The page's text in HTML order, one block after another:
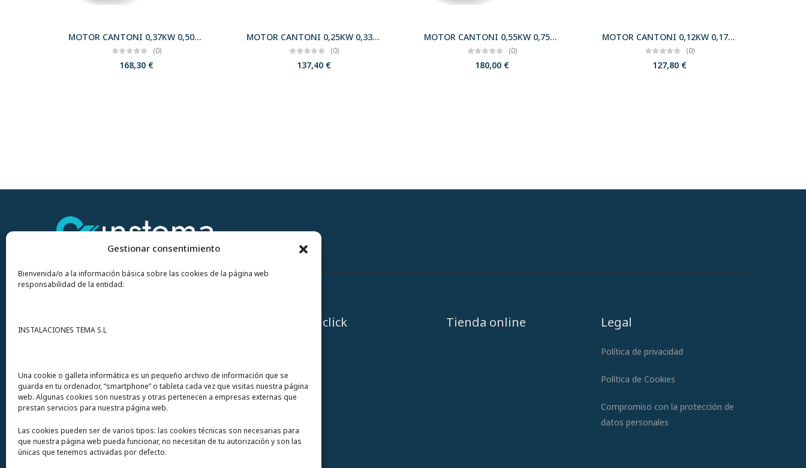
Gestionar consentimiento
Bienvenida/o a la información básica sobre las cookies de la página web
responsabilidad de la entidad:
INSTALACIONES TEMA S.L
Una cookie o galleta informática es un pequeño archivo de información que se
guarda en tu ordenador, “smartphone” o tableta cada vez que visitas nuestra página
web. Algunas cookies son nuestras y otras pertenecen a empresas externas que
prestan servicios para nuestra página web.
Las cookies pueden ser de varios tipos: las cookies técnicas son necesarias para
que nuestra página web pueda funcionar, no necesitan de tu autorización y son las
únicas que tenemos activadas por defecto.
MOTOR CANTONI 0,37KW 0,50CV 3000 B14 T71 230/400 IE2
(0)
168,30 €
MOTOR CANTONI 0,25KW 0,33CV 3000 B35 T63 230/400 IE2
(0)
137,40 €
MOTOR CANTONI 0,55KW 0,75CV 3000 B14 T71 230/400 IE2
(0)
180,00 €
MOTOR CANTONI 0,12KW 0,17CV 3000 B5 T56 230/400 IE2
(0)
127,80 €
S.L. Avda del Mar 72
12200 Onda (Castellón) España
Urgencias y whatsapp649 406 493
A un click Tienda online Legal
Política de privacidad
Política de Cookies
Compromiso con la protección de
datos personales